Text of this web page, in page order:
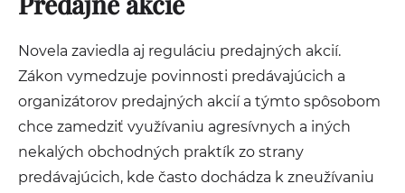
Novela zaviedla aj reguláciu predajných akcií.
Zákon vymedzuje povinnosti predávajúcich a
organizátorov predajných akcií a týmto spôsobom
chce zamedziť využívaniu agresívnych a iných
nekalých obchodných praktík zo strany
predávajúcich, kde často dochádza k zneužívaniu